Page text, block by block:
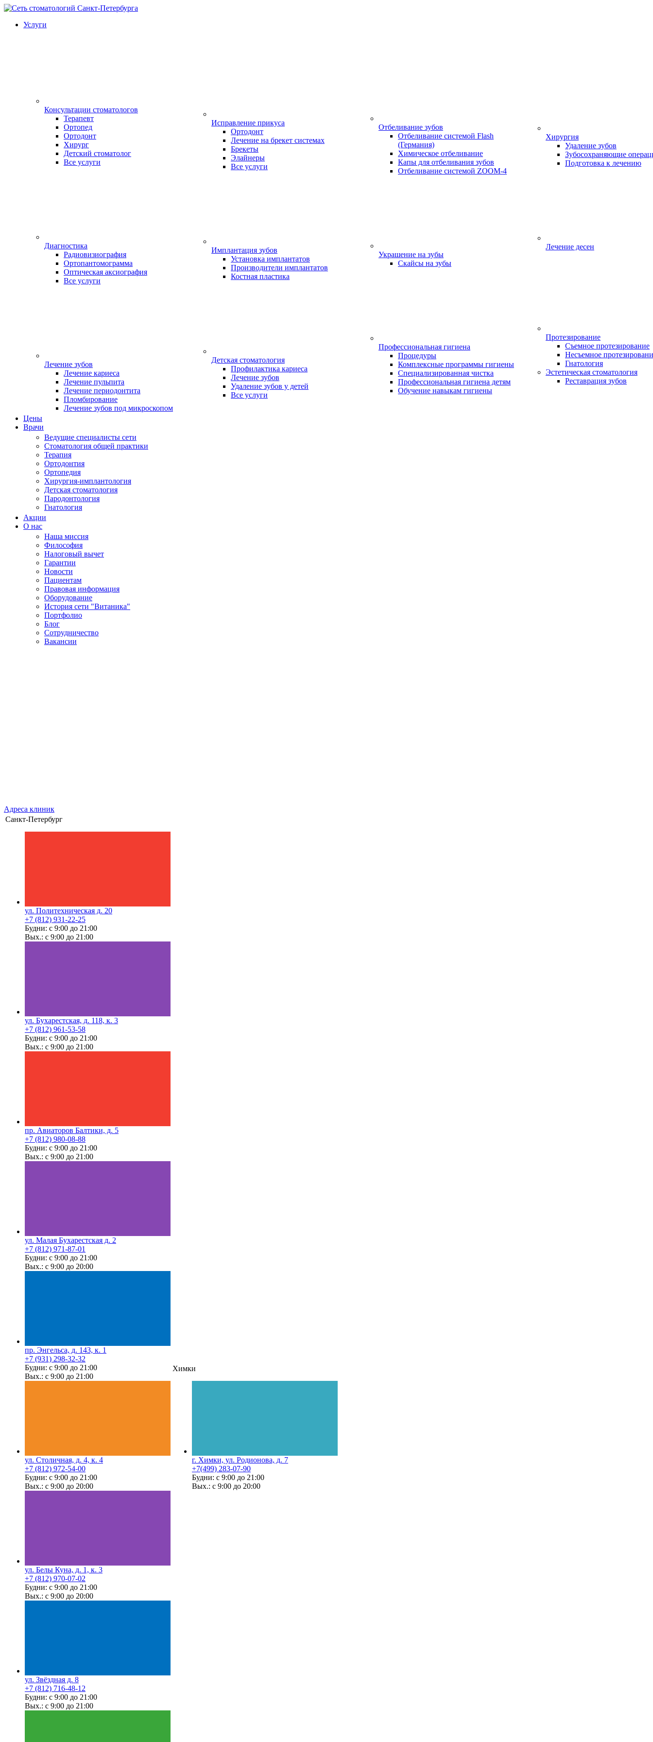
Услуги
Консультации стоматологов
Терапевт
Ортопед
Ортодонт
Хирург
Детский стоматолог
Все услуги
Диагностика
Радиовизиография
Ортопантомограмма
Оптическая аксиография
Все услуги
Лечение зубов
Лечение кариеса
Лечение пульпита
Лечение периодонтита
Пломбирование
Лечение зубов под микроскопом
Исправление прикуса
Ортодонт
Лечение на брекет системах
Брекеты
Элайнеры
Все услуги
Имплантация зубов
Установка имплантатов
Производители имплантатов
Костная пластика
Детская стоматология
Профилактика кариеса
Лечение зубов
Удаление зубов у детей
Все услуги
Отбеливание зубов
Отбеливание системой Flash
(Германия)
Химическое отбеливание
Капы для отбеливания зубов
Отбеливание системой ZOOM-4
Украшение на зубы
Скайсы на зубы
Профессиональная гигиена
Процедуры
Комплексные программы гигиены
Специализированная чистка
Профессиональная гигиена детям
Обучение навыкам гигиены
Хирургия
Удаление зубов
Зубосохраняющие
Подготовка к лечению
Лечение десен
Протезирование
Съемное протезирование
Несъемное
Гнатология
Эстетическая стоматология
Реставрация зубов
Цены
Врачи
Ведущие специалисты сети
Стоматология общей практики
Терапия
Ортодонтия
Ортопедия
Хирургия-имплантология
Детская стоматология
Пародонтология
Гнатология
Акции
О нас
Наша миссия
Философия
Налоговый вычет
Гарантии
Новости
Пациентам
Правовая информация
Оборудование
История сети "Витаника"
Портфолио
Блог
Сотрудничество
Вакансии
Адреса клиник
Санкт-Петербург
ул. Политехническая д. 20
+7 (812) 931-22-25
Будни: с 9:00 до 21:00
Вых.: с 9:00 до 21:00
ул. Бухарестская, д. 118, к. 3
+7 (812) 961-53-58
Будни: с 9:00 до 21:00
Вых.: с 9:00 до 21:00
пр. Авиаторов Балтики, д. 5
+7 (812) 980-08-88
Будни: с 9:00 до 21:00
Вых.: с 9:00 до 21:00
ул. Малая Бухарестская д. 2
+7 (812) 971-87-01
Будни: с 9:00 до 21:00
Вых.: с 9:00 до 20:00
пр. Энгельса, д. 143, к. 1
+7 (931) 298-32-32
Будни: с 9:00 до 21:00
Вых.: с 9:00 до 21:00
ул. Столичная, д. 4, к. 4
+7 (812) 972-54-00
Будни: с 9:00 до 21:00
Вых.: с 9:00 до 20:00
ул. Белы Куна, д. 1, к. 3
+7 (812) 970-07-02
Будни: с 9:00 до 21:00
Вых.: с 9:00 до 20:00
ул. Звёздная д. 8
+7 (812) 716-48-12
Будни: с 9:00 до 21:00
Вых.: с 9:00 до 21:00
Химки
г. Химки, ул. Родионова, д. 7
+7(499) 283-07-90
Будни: с 9:00 до 21:00
Вых.: с 9:00 до 20:00